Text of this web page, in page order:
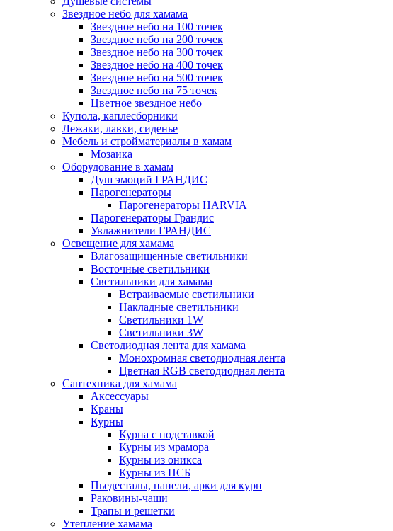
Звездное небо для хамама
Звездное небо на 100 точек
Звездное небо на 200 точек
Звездное небо на 300 точек
Звездное небо на 400 точек
Звездное небо на 500 точек
Звездное небо на 75 точек
Цветное звездное небо
Купола, каплесборники
Лежаки, лавки, сиденье
Мебель и стройматериалы в хамам
Мозаика
Оборудование в хамам
Душ эмоций ГРАНДИС
Парогенераторы
Парогенераторы HARVIA
Парогенераторы Грандис
Увлажнители ГРАНДИС
Освещение для хамама
Влагозащищенные светильники
Восточные светильники
Светильники для хамама
Встраиваемые светильники
Накладные светильники
Светильники 1W
Светильники 3W
Светодиодная лента для хамама
Монохромная светодиодная лента
Цветная RGB светодиодная лента
Сантехника для хамама
Аксессуары
Краны
Курны
Курна с подставкой
Курны из мрамора
Курны из оникса
Курны из ПСБ
Пьедесталы, панели, арки для курн
Раковины-чаши
Трапы и решетки
Утепление хамама